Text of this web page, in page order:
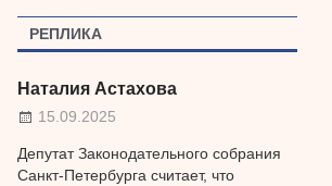
РЕПЛИКА
Наталия Астахова
15.09.2025
Депутат Законодательного собрания
Санкт-Петербурга считает, что